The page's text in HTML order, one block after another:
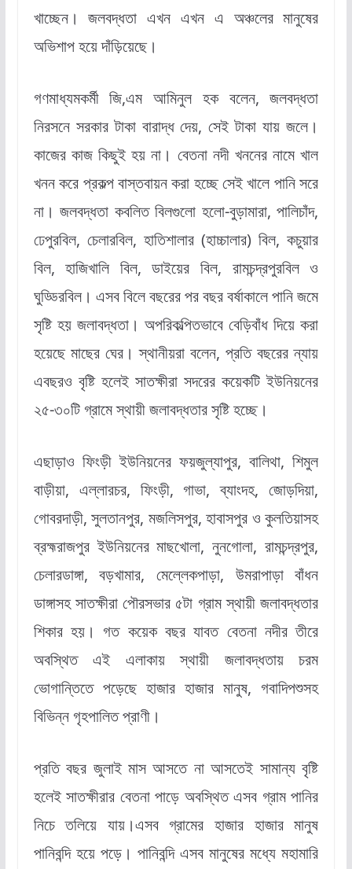
খাচ্ছেন। জলবদ্ধতা এখন এখন এ অঞ্চলের মানুষের
অভিশাপ হয়ে দাঁড়িয়েছে।
গণমাধ্যমকর্মী জি,এম আমিনুল হক বলেন, জলবদ্ধতা
নিরসনে সরকার টাকা বারাদ্ধ দেয়, সেই টাকা যায় জলে।
কাজের কাজ কিছুই হয় না। বেতনা নদী খননের নামে খাল
খনন করে প্রকল্প বাস্তবায়ন করা হচ্ছে সেই খালে পানি সরে
না। জলবদ্ধতা কবলিত বিলগুলো হলো-বুড়ামারা, পালিচাঁদ,
ঢেপুরবিল, চেলারবিল, হাতিশালার (হাচ্চালার) বিল, কচুয়ার
বিল, হাজিখালি বিল, ডাইয়ের বিল, রামচন্দ্রপুরবিল ও
ঘুড্ডিরবিল। এসব বিলে বছরের পর বছর বর্ষাকালে পানি জমে
সৃষ্টি হয় জলাবদ্ধতা। অপরিকল্পিতভাবে বেড়িবাঁধ দিয়ে করা
হয়েছে মাছের ঘের। স্থানীয়রা বলেন, প্রতি বছরের ন্যায়
এবছরও বৃষ্টি হলেই সাতক্ষীরা সদরের কয়েকটি ইউনিয়নের
২৫-৩০টি গ্রামে স্থায়ী জলাবদ্ধতার সৃষ্টি হচ্ছে।
এছাড়াও ফিংড়ী ইউনিয়নের ফয়জুল্যাপুর, বালিথা, শিমুল
বাড়ীয়া, এল্লারচর, ফিংড়ী, গাভা, ব্যাংদহ, জোড়দিয়া,
গোবরদাড়ী, সুলতানপুর, মজলিসপুর, হাবাসপুর ও কুলতিয়াসহ
ব্রহ্মরাজপুর ইউনিয়নের মাছখোলা, নুনগোলা, রামচন্দ্রপুর,
চেলারডাঙ্গা, বড়খামার, মেল্লেকপাড়া, উমরাপাড়া বাঁধন
ডাঙ্গাসহ সাতক্ষীরা পৌরসভার ৫টা গ্রাম স্থায়ী জলাবদ্ধতার
শিকার হয়। গত কয়েক বছর যাবত বেতনা নদীর তীরে
অবস্থিত এই এলাকায় স্থায়ী জলাবদ্ধতায় চরম
ভোগান্তিতে পড়েছে হাজার হাজার মানুষ, গবাদিপশুসহ
বিভিন্ন গৃহপালিত প্রাণী।
প্রতি বছর জুলাই মাস আসতে না আসতেই সামান্য বৃষ্টি
হলেই সাতক্ষীরার বেতনা পাড়ে অবস্থিত এসব গ্রাম পানির
নিচে তলিয়ে যায়।এসব গ্রামের হাজার হাজার মানুষ
পানিবন্দি হয়ে পড়ে। পানিবন্দি এসব মানুষের মধ্যে মহামারি